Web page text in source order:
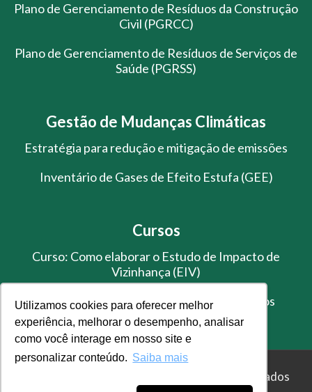
Utilizamos cookies para oferecer melhor
experiência, melhorar o desempenho, analisar
como você interage em nosso site e
personalizar conteúdo. Saiba mais
Plano de Gerenciamento de Resíduos da Construção
Civil (PGRCC)
Plano de Gerenciamento de Resíduos de Serviços de
Saúde (PGRSS)
Gestão de Mudanças Climáticas
Estratégia para redução e mitigação de emissões
Inventário de Gases de Efeito Estufa (GEE)
Cursos
Curso: Como elaborar o Estudo de Impacto de
Vizinhança (EIV)
Treinamento de Gestão de Resíduos Sólidos
© Master Ambiental - Todos os direitos reservados